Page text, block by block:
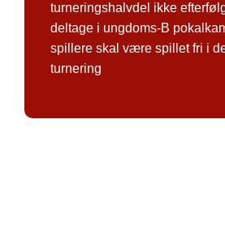
turneringshalvdel ikke
deltage i ungdoms-B
spillere skal være spillet fri i
turnering